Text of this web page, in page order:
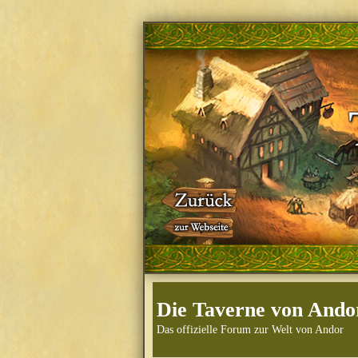
Die Taverne von
Das offizielle Forum zur Welt von Andor